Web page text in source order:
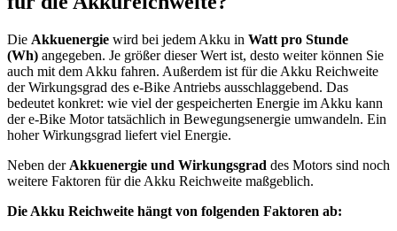
Die Akkuenergie wird bei jedem Akku in Watt pro Stunde
(Wh) angegeben. Je größer dieser Wert ist, desto weiter können Sie
auch mit dem Akku fahren. Außerdem ist für die Akku Reichweite
der Wirkungsgrad des e-Bike Antriebs ausschlaggebend. Das
bedeutet konkret: wie viel der gespeicherten Energie im Akku kann
der e-Bike Motor tatsächlich in Bewegungsenergie umwandeln. Ein
hoher Wirkungsgrad liefert viel Energie.
Neben der Akkuenergie und Wirkungsgrad des Motors sind noch
weitere Faktoren für die Akku Reichweite maßgeblich.
Die Akku Reichweite hängt von folgenden Faktoren ab: